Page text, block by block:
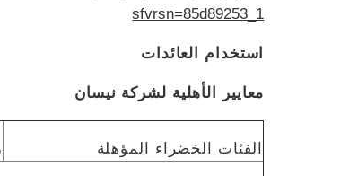
sfvrsn=85d89253_1
استخدام العائدات
معايير الأهلية لشركة نيسان
الفئات الخضراء المؤهلة